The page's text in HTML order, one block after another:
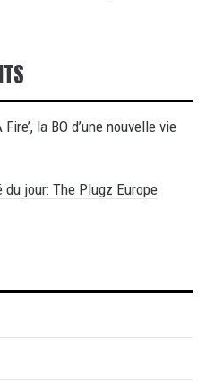
Fire’, la BO d’une nouvelle vie
jour: The Plugz Europe